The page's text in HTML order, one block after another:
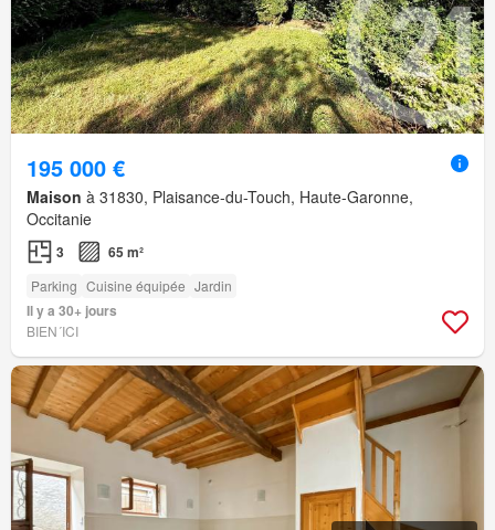
195 000 €
Maison à 31830, Plaisance-du-Touch, Haute-Garonne,
Occitanie
3 65 m²
Parking Cuisine équipée Jardin
Il y a 30+ jours
BIEN´ICI